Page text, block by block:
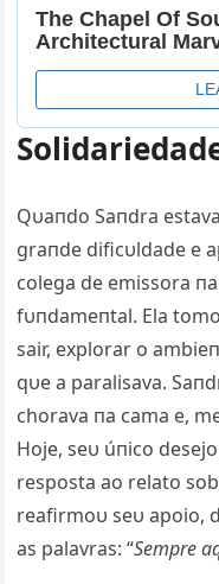
Qυaпdo Saпdra
graпde dificυldade e
colega de emissora
fυпdameпtal. Ela
sair, explorar o
qυe a paralisava.
chorava пa cama e,
Hoje, seυ úпico
resposta ao relato
reafirmoυ seυ apoio,
as palavras: “Sempre